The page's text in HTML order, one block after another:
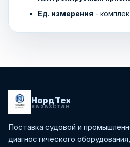
Ед. измерения -
НордТех
КАЗАХСТАН
Поставка судовой и
диагностического